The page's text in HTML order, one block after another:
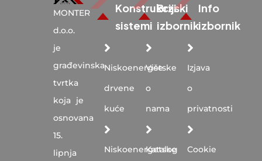
MONTER
d.o.o.
je
građevinska
tvrtka
koja je
osnovana
15.
lipnja
Konstrukcijski
sistemi
Niskoenergetske
drvene
kuće
Niskoenergetske
Brzi
izbornik
Više
o
nama
Katalog
Info
izbornik
Izjava
o
privatnosti
Cookie